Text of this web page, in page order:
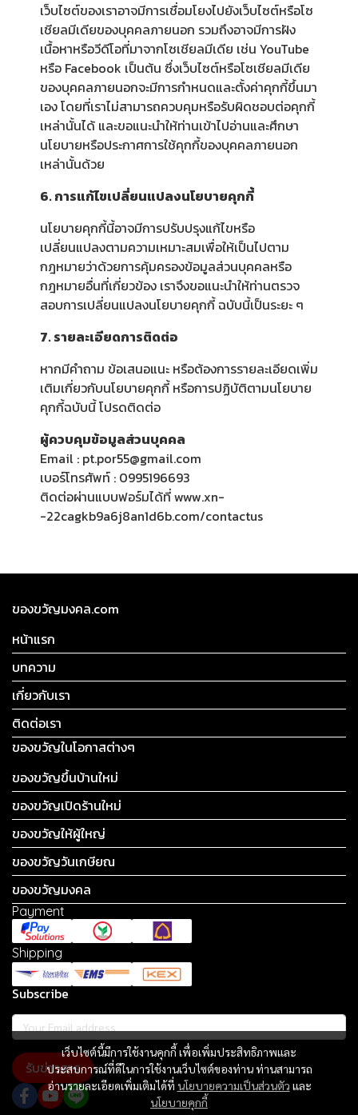
เว็บไซต์ของเราอาจมีการเชื่อมโยงไปยังเว็บไซต์หรือโซ
เชียลมีเดียของบุคคลภายนอก รวมถึงอาจมีการฝัง
เนื้อหาหรือวีดีโอที่มาจากโซเชียลมีเดีย เช่น YouTube
หรือ Facebook เป็นต้น ซึ่งเว็บไซต์หรือโซเชียลมีเดีย
ของบุคคลภายนอกจะมีการกำหนดและตั้งค่าคุกกี้ขึ้นมา
เอง โดยที่เราไม่สามารถควบคุมหรือรับผิดชอบต่อคุกกี้
เหล่านั้นได้ และขอแนะนำให้ท่านเข้าไปอ่านและศึกษา
นโยบายหรือประกาศการใช้คุกกี้ของบุคคลภายนอก
เหล่านั้นด้วย
6. การแก้ไขเปลี่ยนแปลงนโยบายคุกกี้
นโยบายคุกกี้นี้อาจมีการปรับปรุงแก้ไขหรือ
เปลี่ยนแปลงตามความเหมาะสมเพื่อให้เป็นไปตาม
กฎหมายว่าด้วยการคุ้มครองข้อมูลส่วนบุคคลหรือ
กฎหมายอื่นที่เกี่ยวข้อง เราจึงขอแนะนำให้ท่านตรวจ
สอบการเปลี่ยนแปลงนโยบายคุกกี้ ฉบับนี้เป็นระยะ ๆ
7. รายละเอียดการติดต่อ
หากมีคำถาม ข้อเสนอแนะ หรือต้องการรายละเอียดเพิ่ม
เติมเกี่ยวกับนโยบายคุกกี้ หรือการปฏิบัติตามนโยบาย
คุกกี้ฉบับนี้ โปรดติดต่อ
ผู้ควบคุมข้อมูลส่วนบุคคล
Email : pt.por55@gmail.com
เบอร์โทรศัพท์ : 0995196693
ติดต่อผ่านแบบฟอร์มได้ที่www.xn-
-22cagkb9a6j8an1d6b.com/contactus
เว็บไซต์นี้มีการใช้งานคุกกี้ เพื่อเพิ่มประสิทธิภาพและ
ประสบการณ์ที่ดีในการใช้งานเว็บไซต์ของท่าน ท่านสามารถ
อ่านรายละเอียดเพิ่มเติมได้ที่ นโยบายความเป็นส่วนตัว และ
นโยบายคุกกี้
ของขวัญมงคล.com
หน้าแรก
บทความ
เกี่ยวกับเรา
ติดต่อเรา
ของขวัญในโอกาสต่างๆ
ของขวัญขึ้นบ้านใหม่
ของขวัญเปิดร้านใหม่
ของขวัญให้ผู้ใหญ่
ของขวัญวันเกษียณ
ของขวัญมงคล
Payment
Shipping
Subscribe
รับข่าวสาร